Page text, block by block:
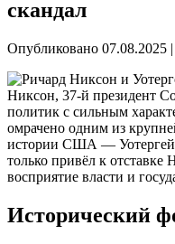
скандал
Опубликовано 07.08.2025 |
Никсон, 37-й президент
политик с сильным
омрачено одним из
истории США —
только привёл к отставке
восприятие власти и
Исторический